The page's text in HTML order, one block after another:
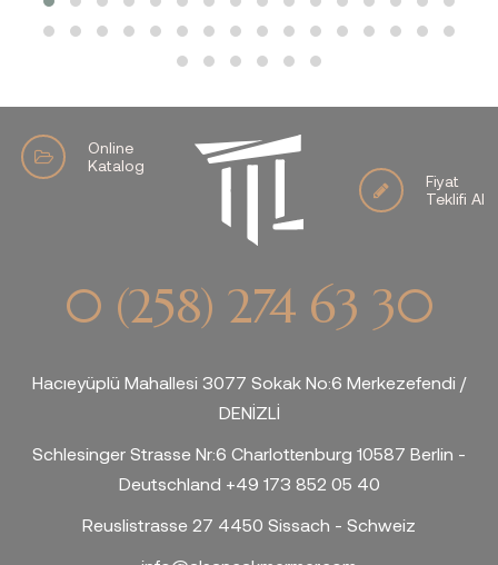
Online
Katalog
Fiyat
Teklifi Al
0 (258) 274 63 30
Hacıeyüplü Mahallesi 3077 Sokak No:6 Merkezefendi /
DENİZLİ
Schlesinger Strasse Nr:6 Charlottenburg 10587 Berlin -
Deutschland +49 173 852 05 40
Reuslistrasse 27 4450 Sissach - Schweiz